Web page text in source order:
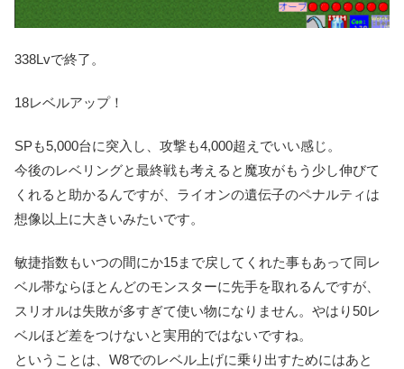
338Lvで終了。
18レベルアップ！
SPも5,000台に突入し、攻撃も4,000超えでいい感じ。
今後のレベリングと最終戦も考えると魔攻がもう少し伸びて
くれると助かるんですが、ライオンの遺伝子のペナルティは
想像以上に大きいみたいです。
敏捷指数もいつの間にか15まで戻してくれた事もあって同レ
ベル帯ならほとんどのモンスターに先手を取れるんですが、
スリオルは失敗が多すぎて使い物になりません。やはり50レ
ベルほど差をつけないと実用的ではないですね。
ということは、W8でのレベル上げに乗り出すためにはあと